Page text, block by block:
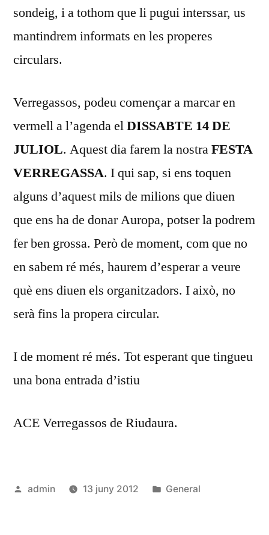
sondeig, i a tothom que li pugui interssar, us
mantindrem informats en les properes
circulars.
Verregassos, podeu començar a marcar en
vermell a l’agenda elDISSABTE 14 DE
JULIOL. Aquest dia farem la nostraFESTA
VERREGASSA. I qui sap, si ens toquen
alguns d’aquest mils de milions que diuen
que ens ha de donar Auropa, potser la podrem
fer ben grossa. Però de moment, com que no
en sabem ré més, haurem d’esperar a veure
què ens diuen els organitzadors. I això, no
serà fins la propera circular.
I de moment ré més. Tot esperant que tingueu
una bona entrada d’istiu
ACE Verregassos de Riudaura.
Publicat
admin 13 juny 2012
Publicat
General